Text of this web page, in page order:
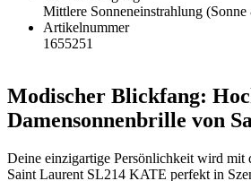
Mittlere Sonneneinstrahlung
Artikelnummer
1655251
Modischer Blickfang:
Damensonnenbrille von
Deine einzigartige Persönlichkeit wird mit
Saint Laurent SL214 KATE perfekt in